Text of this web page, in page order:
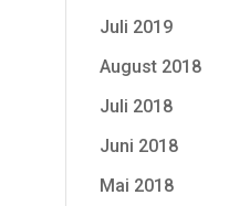
Juli 2019
August 2018
Juli 2018
Juni 2018
Mai 2018